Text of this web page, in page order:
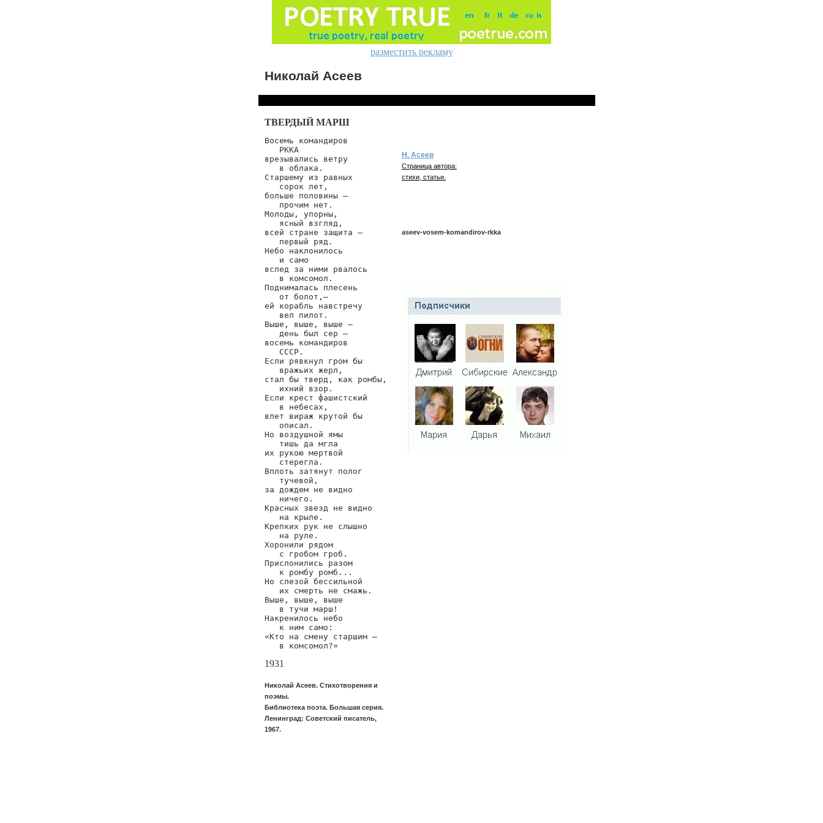
разместить рекламу
Николай Асеев
ТВЕРДЫЙ МАРШ
Восемь командиров
   РККА
врезывались ветру
   в облака.
Старшему из равных
   сорок лет,
больше половины —
   прочим нет.
Молоды, упорны,
   ясный взгляд,
всей стране защита —
   первый ряд.
Небо наклонилось
   и само
вслед за ними рвалось
   в комсомол.
Поднималась плесень
   от болот,—
ей корабль навстречу
   вел пилот.
Выше, выше, выше —
   день был сер —
восемь командиров
   СССР.
Если рявкнул гром бы
   вражьих жерл,
стал бы тверд, как ромбы,
   ихний взор.
Если крест фашистский
   в небесах,
влет вираж крутой бы
   описал.
Но воздушной ямы
   тишь да мгла
их рукою мертвой
   стерегла.
Вплоть затянут полог
   тучевой,
за дождем не видно
   ничего.
Красных звезд не видно
   на крыле.
Крепких рук не слышно
   на руле.
Хоронили рядом
   с гробом гроб.
Прислонились разом
   к ромбу ромб...
Но слезой бессильной
   их смерть не смажь.
Выше, выше, выше
   в тучи марш!
Накренилось небо
   к ним само:
«Кто на смену старшим —
   в комсомол?»
1931
Николай Асеев. Стихотворения и
поэмы.
Библиотека поэта. Большая серия.
Ленинград: Советский писатель,
1967.
Н. Асеев
Страница автора:
стихи, статьи.
aseev-vosem-komandirov-rkka